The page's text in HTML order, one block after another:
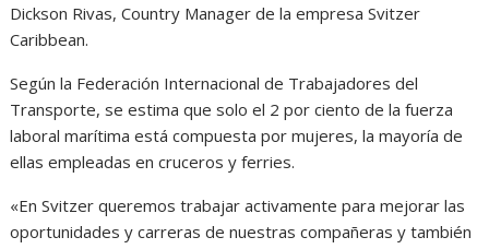
Dickson Rivas, Country Manager de la empresa Svitzer
Caribbean.
Según la Federación Internacional de Trabajadores del
Transporte, se estima que solo el 2 por ciento de la fuerza
laboral marítima está compuesta por mujeres, la mayoría de
ellas empleadas en cruceros y ferries.
«En Svitzer queremos trabajar activamente para mejorar las
oportunidades y carreras de nuestras compañeras y también